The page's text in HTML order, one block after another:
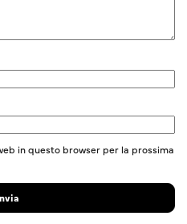
in questo browser per la prossima